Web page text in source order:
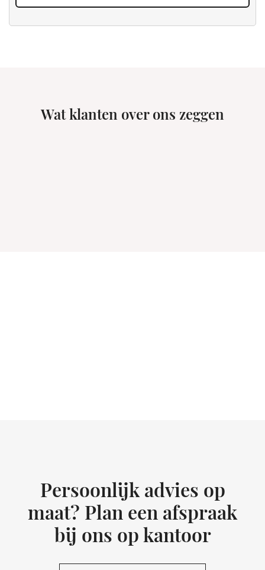
Wat klanten over ons zeggen
Persoonlijk advies op
maat? Plan een afspraak
bij ons op kantoor